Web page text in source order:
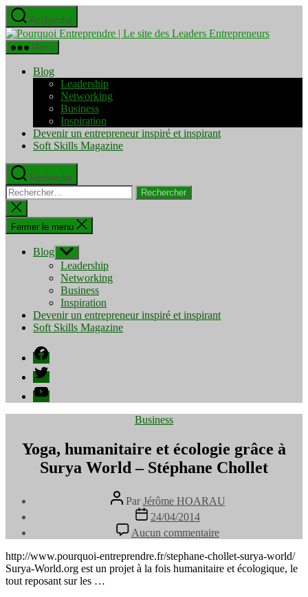
Aller
au
contenu
Recherche
Pourquoi
Menu
Blog
Leadership
Networking
Business
Inspiration
Devenir un entrepreneur inspiré et inspirant
Soft Skills Magazine
Recherche
Rechercher :
Fermer
la
recherche
Fermer le menu
Blog Afficher
le
sous-
menu
Leadership
Networking
Business
Inspiration
Devenir un entrepreneur inspiré et inspirant
Soft Skills Magazine
Facebook
Twitter
YouTube
Catégories
Business
Yoga, humanitaire et écologie grâce à
Surya World – Stéphane Chollet
Auteur
de
l’article
Par Jérôme HOARAU
Date
l’article
24/04/2014
Aucun commentaire
Yoga,
humanitaire
et
http://www.pourquoi-entreprendre.fr/stephane-chollet-surya-world/
Surya-World.org est un projet à la fois humanitaire et écologique, le
tout reposant sur les …